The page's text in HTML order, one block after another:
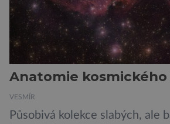
Anatomie kosmického
VESMÍR
Působivá kolekce slabých, ale